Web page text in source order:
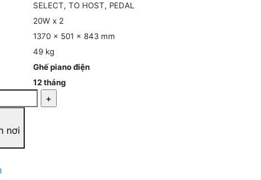
SELECT, TO HOST, PEDAL
20W x 2
1370 x 501 x 843 mm
49 kg
Ghế piano điện
12 tháng
nơi